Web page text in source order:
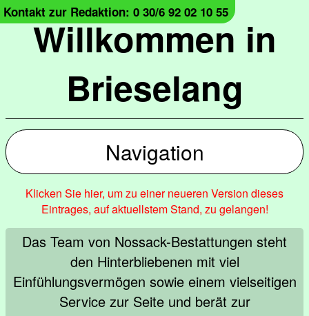
Willkommen in
Brieselang
Kontakt zur Redaktion: 0 30/6 92 02 10 55
Navigation
Klicken Sie hier, um zu einer neueren Version dieses
Eintrages, auf aktuellstem Stand, zu gelangen!
Das Team von Nossack-Bestattungen steht
den Hinterbliebenen mit viel
Einfühlungsvermögen sowie einem vielseitigen
Service zur Seite und berät zur